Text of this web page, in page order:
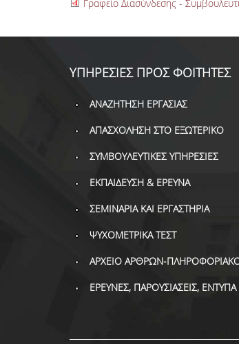
Γραφείο Διασύνδεσης -
ΥΠΗΡΕΣΙΕΣ ΠΡΟΣ ΦΟΙΤΗΤΕΣ
ΑΝΑΖΗΤΗΣΗ ΕΡΓΑΣΙΑΣ
ΑΠΑΣΧΟΛΗΣΗ ΣΤΟ ΕΞΩΤΕΡΙΚΟ
ΣΥΜΒΟΥΛΕΥΤΙΚΕΣ ΥΠΗΡΕΣΙΕΣ
ΕΚΠΑΙΔΕΥΣΗ & ΕΡΕΥΝΑ
ΣΕΜΙΝΑΡΙΑ ΚΑΙ ΕΡΓΑΣΤΗΡΙΑ
ΨΥΧΟΜΕΤΡΙΚΑ ΤΕΣΤ
ΑΡΧΕΙΟ ΑΡΘΡΩΝ-
ΕΡΕΥΝΕΣ, ΠΑΡΟΥΣΙΑΣΕΙΣ,